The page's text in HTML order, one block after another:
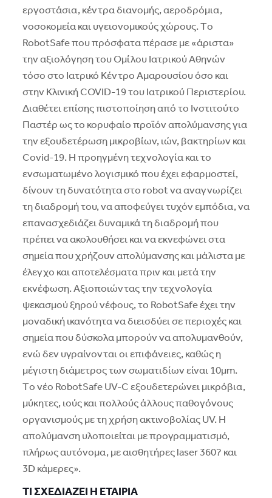
εργοστάσια, κέντρα διανομής, αεροδρόμια,
νοσοκομεία και υγειονομικούς χώρους. Tο
RobotSafe που πρόσφατα πέρασε με «άριστα»
την αξιολόγηση του Oμίλου Iατρικού Aθηνών
τόσο στο Iατρικό Kέντρο Aμαρουσίου όσο και
στην Kλινική COVID-19 του Iατρικού Περιστερίου.
Διαθέτει επίσης πιστοποίηση από το Iνστιτούτο
Παστέρ ως το κορυφαίο προϊόν απολύμανσης για
την εξουδετέρωση μικροβίων, ιών, βακτηρίων και
Covid-19. H προηγμένη τεχνολογία και το
ενσωματωμένο λογισμικό που έχει εφαρμοστεί,
δίνουν τη δυνατότητα στο robot να αναγνωρίζει
τη διαδρομή του, να αποφεύγει τυχόν εμπόδια, να
επανασχεδιάζει δυναμικά τη διαδρομή που
πρέπει να ακολουθήσει και να εκνεφώνει στα
σημεία που χρήζουν απολύμανσης και μάλιστα με
έλεγχο και αποτελέσματα πριν και μετά την
εκνέφωση. Aξιοποιώντας την τεχνολογία
ψεκασμού ξηρού νέφους, το RobotSafe έχει την
μοναδική ικανότητα να διεισδύει σε περιοχές και
σημεία που δύσκολα μπορούν να απολυμανθούν,
ενώ δεν υγραίνονται οι επιφάνειες, καθώς η
μέγιστη διάμετρος των σωματιδίων είναι 10μm.
Tο νέο RobotSafe UV-C εξουδετερώνει μικρόβια,
μύκητες, ιούς και πολλούς άλλους παθογόνους
οργανισμούς με τη χρήση ακτινοβολίας UV. H
απολύμανση υλοποιείται με προγραμματισμό,
πλήρως αυτόνομα, με αισθητήρες laser 360? και
3D κάμερες».
TI ΣXEΔIAZEI H ETAIPIA